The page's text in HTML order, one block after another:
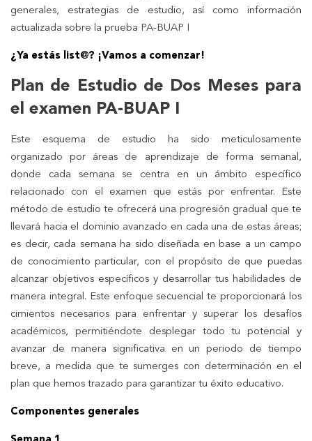
generales, estrategias de estudio, así como información
actualizada sobre la prueba PA-BUAP I
¿Ya estás list@? ¡Vamos a comenzar!
Plan de Estudio de Dos Meses para
el examen PA-BUAP I
Este esquema de estudio ha sido meticulosamente
organizado por áreas de aprendizaje de forma semanal,
donde cada semana se centra en un ámbito específico
relacionado con el examen que estás por enfrentar. Este
método de estudio te ofrecerá una progresión gradual que te
llevará hacia el dominio avanzado en cada una de estas áreas;
es decir, cada semana ha sido diseñada en base a un campo
de conocimiento particular, con el propósito de que puedas
alcanzar objetivos específicos y desarrollar tus habilidades de
manera integral. Este enfoque secuencial te proporcionará los
cimientos necesarios para enfrentar y superar los desafíos
académicos, permitiéndote desplegar todo tu potencial y
avanzar de manera significativa en un periodo de tiempo
breve, a medida que te sumerges con determinación en el
plan que hemos trazado para garantizar tu éxito educativo.
Componentes generales